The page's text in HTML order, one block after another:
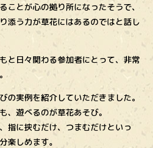
ことが心の拠り所になったそうで、
添う力が草花にはあるのではと話し
と日々関わる参加者にとって、非常
の実例を紹介していただきました。
、遊べるのが草花あそび。
指に挟むだけ、つまむだけといっ
楽しめます。